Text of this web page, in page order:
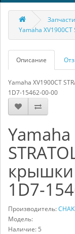
Yamaha
Описание
Yamaha XV1900CT
1D7-15462-00-00
Yamaha
1D7-
Производитель:
Модель:
Наличие: 5